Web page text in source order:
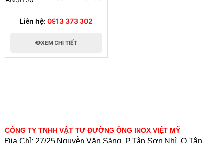
Liên hệ: 0913 373 302
XEM CHI TIẾT
CÔNG TY TNHH VẬT TƯ ĐƯỜNG ỐNG INOX VIỆT MỸ
Địa Chỉ: 27/25 Nguyễn Văn Săng, P.Tân Sơn Nhì, Q.Tân